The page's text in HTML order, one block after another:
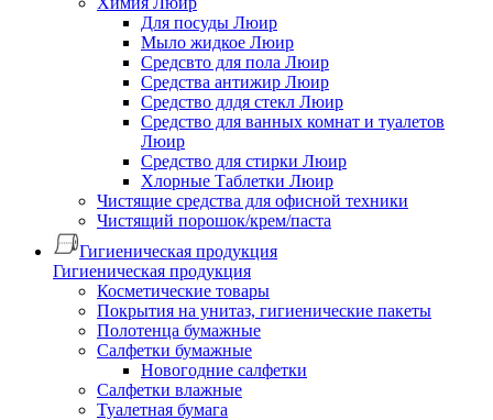
Для посуды Люир
Мыло жидкое Люир
Средсвто для пола Люир
Средства антижир Люир
Средство длдя стекл Люир
Средство для ванных комнат и туалетов
Люир
Средство для стирки Люир
Хлорные Таблетки Люир
Чистящие средства для офисной техники
Чистящий порошок/крем/паста
Гигиеническая продукция
Гигиеническая продукция
Косметические товары
Покрытия на унитаз, гигиенические пакеты
Полотенца бумажные
Салфетки бумажные
Новогодние салфетки
Салфетки влажные
Туалетная бумага